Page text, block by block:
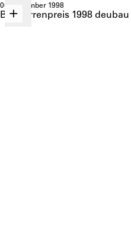
06. Dezember 1998
Bauherrenpreis 1998 deubau